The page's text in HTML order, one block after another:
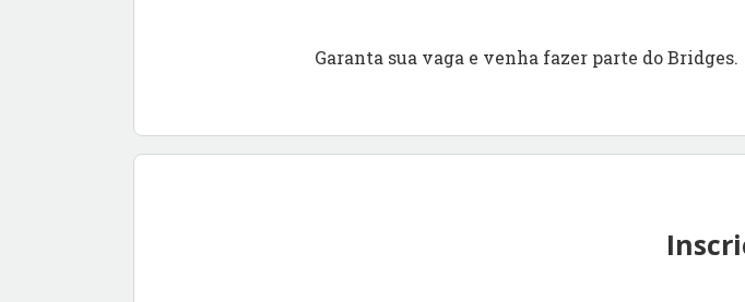
Garanta sua vaga e venha fazer parte do Bridges.